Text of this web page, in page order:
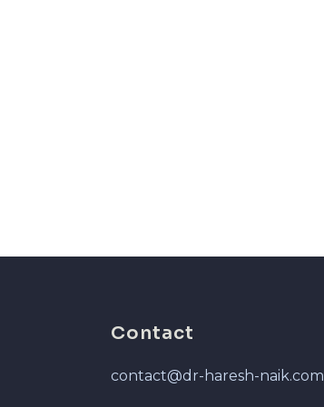
Contact
contact@dr-haresh-naik.com